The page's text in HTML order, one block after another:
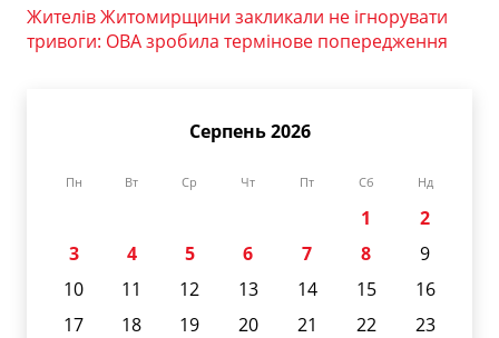
Жителів Житомирщини закликали не ігнорувати
тривоги: ОВА зробила термінове попередження
Серпень 2026
Пн Вт Ср Чт Пт Сб Нд
1
2
3
4 5 6 7 8
9
10
11 12 13 14 15
16
17
18 19 20 21 22
23